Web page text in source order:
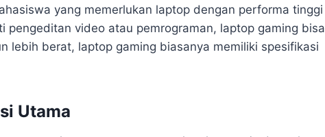
yang memerlukan laptop dengan performa tinggi
pengeditan video atau pemrograman, laptop gaming bisa
lebih berat, laptop gaming biasanya memiliki spesifikasi
Utama